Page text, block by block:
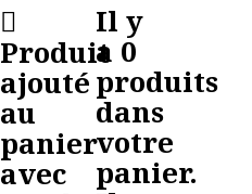
Produit
ajouté
au
panier
avec
Il y
a 0
produits
dans
votre
panier.